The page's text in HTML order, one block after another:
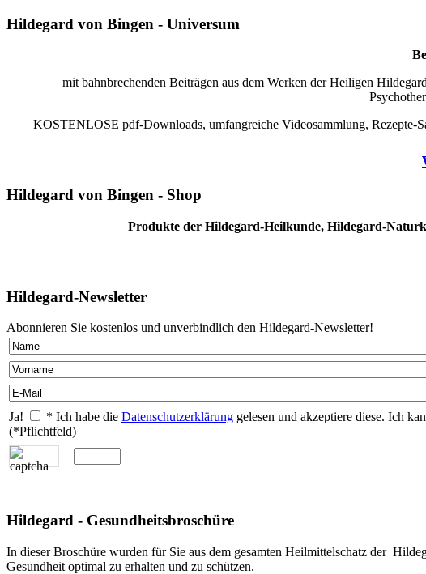
Hildegard von Bingen - Universum
mit bahnbrechenden Beiträgen aus dem Werken der Heiligen
KOSTENLOSE pdf-Downloads, umfangreiche Videosammlung,
Hildegard von Bingen - Shop
Produkte der Hildegard-Heilkunde, Hildegard-
Hildegard-Newsletter
Abonnieren Sie kostenlos und unverbindlich den Hildegard-Newsletter!
Ja! * Ich habe die Datenschutzerklärung gelesen und akzeptiere diese. Ich
(*Pflichtfeld)
Hildegard - Gesundheitsbroschüre
In dieser Broschüre wurden für Sie aus dem gesamten Heilmittelschatz der
Gesundheit optimal zu erhalten und zu schützen.